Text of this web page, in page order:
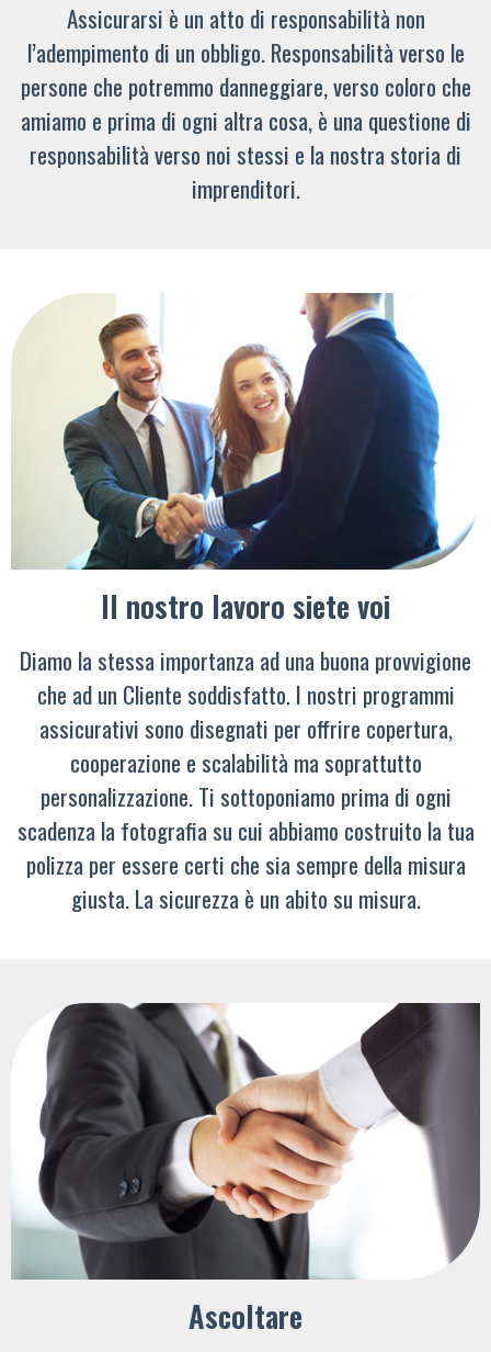
Assicurarsi è un atto di responsabilità non
l’adempimento di un obbligo. Responsabilità verso le
persone che potremmo danneggiare, verso coloro che
amiamo e prima di ogni altra cosa, è una questione di
responsabilità verso noi stessi e la nostra storia di
imprenditori.
Il nostro lavoro siete voi
Diamo la stessa importanza ad una buona provvigione
che ad un Cliente soddisfatto. I nostri programmi
assicurativi sono disegnati per offrire copertura,
cooperazione e scalabilità ma soprattutto
personalizzazione. Ti sottoponiamo prima di ogni
scadenza la fotografia su cui abbiamo costruito la tua
polizza per essere certi che sia sempre della misura
giusta. La sicurezza è un abito su misura.
Ascoltare